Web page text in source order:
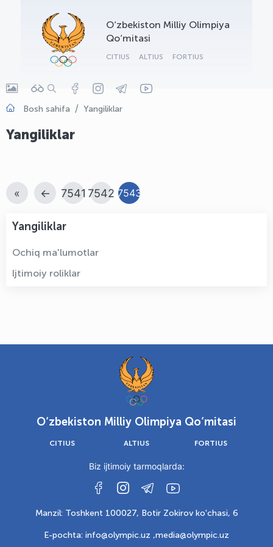
O‘zbekiston Milliy Olimpiya
Qo‘mitasi
CITIUS ALTIUS FORTIUS
Bosh sahifa Yangiliklar
Yangiliklar
« ← 7541 7542 7543
Yangiliklar
Ochiq ma'lumotlar
Ijtimoiy roliklar
O‘zbekiston Milliy Olimpiya Qo‘mitasi
CITIUS ALTIUS FORTIUS
Biz ijtimoiy tarmoqlarda:
Manzil: Toshkent 100027, Botir Zokirov ko'chasi, 6
E-pochta: info@olympic.uz ,media@olympic.uz
OLYMPCHIK AI - yordamchi
Onlayn · olympic.uz